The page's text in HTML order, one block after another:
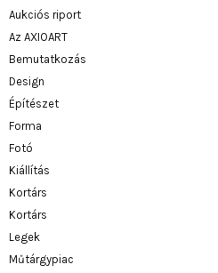
Aukciós riport
Az AXIOART
Bemutatkozás
Design
Építészet
Forma
Fotó
Kiállítás
Kortárs
Kortárs
Legek
Műtárgypiac